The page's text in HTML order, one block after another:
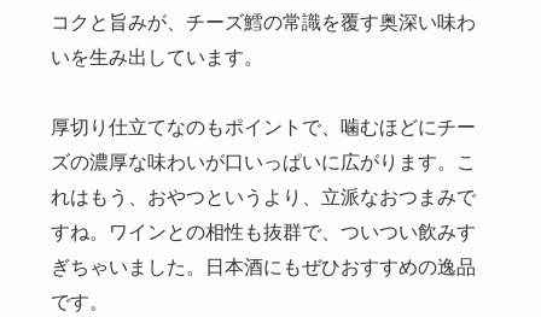
コクと旨みが、チーズ鱈の常識を覆す奥深い味わ
いを生み出しています。
厚切り仕立てなのもポイントで、噛むほどにチー
ズの濃厚な味わいが口いっぱいに広がります。こ
れはもう、おやつというより、立派なおつまみで
すね。ワインとの相性も抜群で、ついつい飲みす
ぎちゃいました。日本酒にもぜひおすすめの逸品
です。